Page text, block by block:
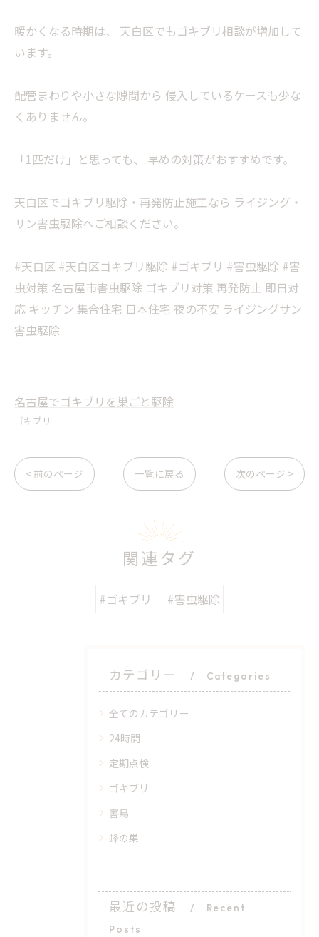
暖かくなる時期は、 天白区でもゴキブリ相談が増加して
います。
配管まわりや小さな隙間から 侵入しているケースも少な
くありません。
「1匹だけ」と思っても、 早めの対策がおすすめです。
天白区でゴキブリ駆除・再発防止施工なら ライジング・
サン害虫駆除へご相談ください。
#天白区 #天白区ゴキブリ駆除 #ゴキブリ #害虫駆除 #害
虫対策 名古屋市害虫駆除 ゴキブリ対策 再発防止 即日対
応 キッチン 集合住宅 日本住宅 夜の不安 ライジングサン
害虫駆除
名古屋でゴキブリを巣ごと駆除
ゴキブリ
< 前のページ 一覧に戻る 次のページ >
関連タグ
#ゴキブリ #害虫駆除
カテゴリー Categories
全てのカテゴリー
24時間
定期点検
ゴキブリ
害鳥
蜂の巣
最近の投稿
Recent
Posts